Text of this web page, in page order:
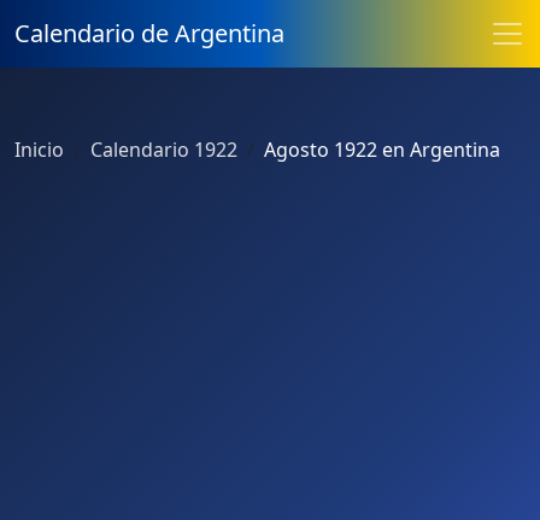
Calendario de Argentina
Inicio Calendario 1922 Agosto 1922 en Argentina